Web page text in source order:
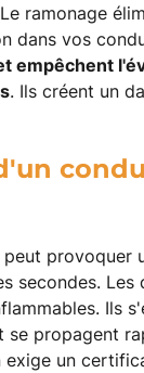
ramonage
dans vos
empêchent
. Ils créent un
provoquer
secondes. Les
Ils
se propagent
exige un